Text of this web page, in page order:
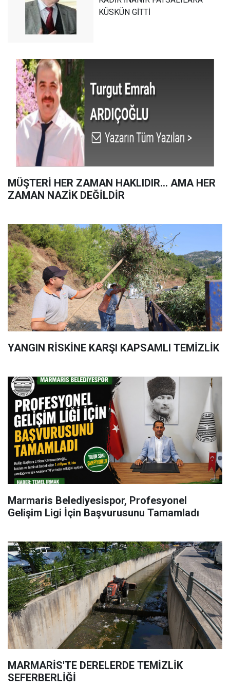
KÜSKÜN GİTTİ
MÜŞTERİ HER ZAMAN HAKLIDIR… AMA HER
ZAMAN NAZİK DEĞİLDİR
YANGIN RİSKİNE KARŞI KAPSAMLI TEMİZLİK
Marmaris Belediyesispor, Profesyonel
Gelişim Ligi İçin Başvurusunu Tamamladı
MARMARİS'TE DERELERDE TEMİZLİK
SEFERBERLİĞİ